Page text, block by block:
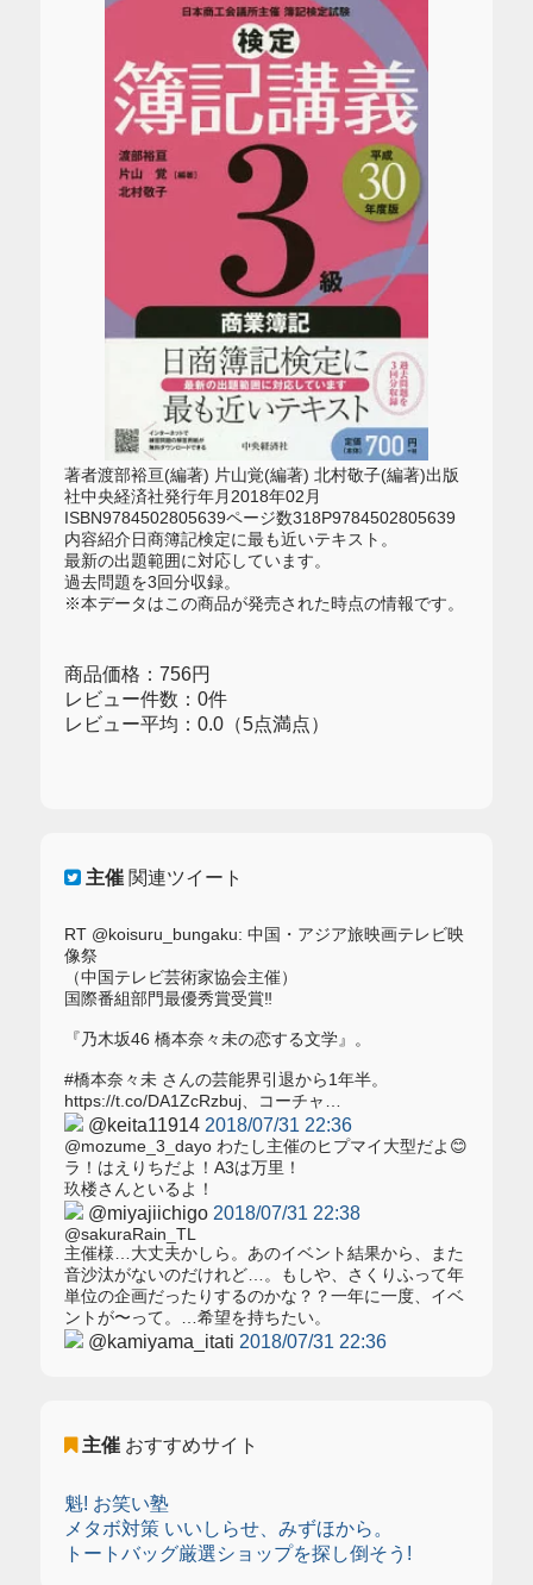
著者渡部裕亘(編著) 片山覚(編著) 北村敬子(編著)出版
社中央経済社発行年月2018年02月
ISBN9784502805639ページ数318P9784502805639
内容紹介日商簿記検定に最も近いテキスト。
最新の出題範囲に対応しています。
過去問題を3回分収録。
※本データはこの商品が発売された時点の情報です。
商品価格：756円
レビュー件数：0件
レビュー平均：0.0（5点満点）
主催関連ツイート
RT @koisuru_bungaku: 中国・アジア旅映画テレビ映
像祭
（中国テレビ芸術家協会主催）
国際番組部門最優秀賞受賞‼️
『乃木坂46 橋本奈々未の恋する文学』。
#橋本奈々未 さんの芸能界引退から1年半。
https://t.co/DA1ZcRzbuj、コーチャ…
@keita11914 2018/07/31 22:36
@mozume_3_dayo わたし主催のヒプマイ大型だよ😊
ラ！はえりちだよ！A3は万里！
玖楼さんといるよ！
@miyajiichigo 2018/07/31 22:38
@sakuraRain_TL
主催様…大丈夫かしら。あのイベント結果から、また
音沙汰がないのだけれど…。もしや、さくりふって年
単位の企画だったりするのかな？？一年に一度、イベ
ントが〜って。…希望を持ちたい。
@kamiyama_itati 2018/07/31 22:36
主催おすすめサイト
魁! お笑い塾
メタボ対策 いいしらせ、みずほから。
トートバッグ厳選ショップを探し倒そう!